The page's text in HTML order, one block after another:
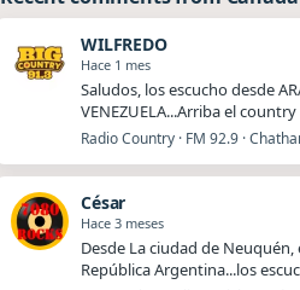
WILFREDO
Hace 1 mes
Saludos, los escucho desde
VENEZUELA...Arriba el
Radio Country · FM 92.9 ·
César
Hace 3 meses
Desde La ciudad de
República Argentina...los